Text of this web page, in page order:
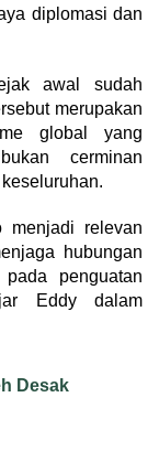
diplomasi dan
awal sudah
merupakan
global yang
cerminan
menjadi relevan
hubungan
penguatan
Eddy dalam
Desak